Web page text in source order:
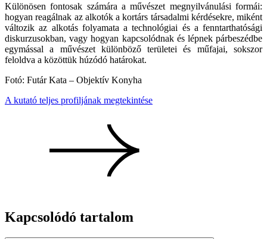
Különösen fontosak számára a művészet megnyilvánulási formái:
hogyan reagálnak az alkotók a kortárs társadalmi kérdésekre, miként
változik az alkotás folyamata a technológiai és a fenntarthatósági
diskurzusokban, vagy hogyan kapcsolódnak és lépnek párbeszédbe
egymással a művészet különböző területei és műfajai, sokszor
feloldva a közöttük húzódó határokat.
Fotó: Futár Kata – Objektív Konyha
A kutató teljes profiljának megtekintése
Kapcsolódó tartalom